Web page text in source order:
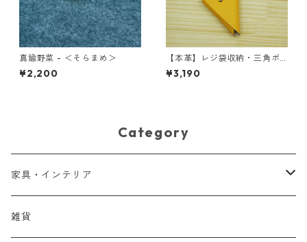
真鍮野菜 - ＜そらまめ＞
¥2,200
【本革】レジ袋収納・三角ポ
ーチ 町工場エコポーチ ＜イエ
ロー＞
¥3,190
Category
家具・インテリア
家具
雑貨